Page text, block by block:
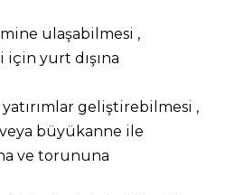
ulaşabilmesi ,
için yurt dışına
yatırımlar geliştirebilmesi ,
büyükanne ile
ve torununa